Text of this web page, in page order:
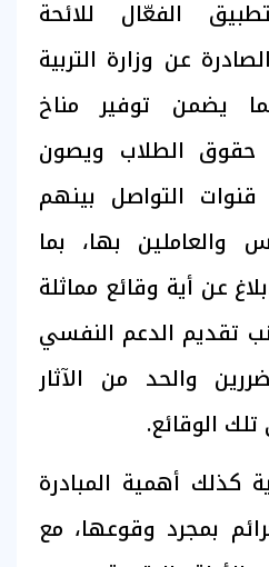
الفعّال للائحة
عن وزارة التربية
يضمن توفير مناخ
الطلاب ويصون
التواصل بينهم
والعاملين بها، بما
عن أية وقائع مماثلة
تقديم الدعم النفسي
والحد من الآثار
تلك الوقائع.
كذلك أهمية المبادرة
بمجرد وقوعها، مع